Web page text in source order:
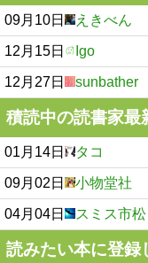
09月10日 えきべん
12月15日 Igo
12月27日 sunbather
積読中の読書家最
01月14日 タコ
09月02日 小物堂社
04月04日 スミス市松
読みたい本に登録